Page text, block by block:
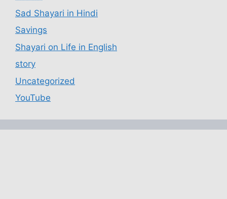
Sad Shayari in Hindi
Savings
Shayari on Life in English
story
Uncategorized
YouTube